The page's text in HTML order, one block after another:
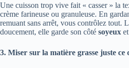
Une cuisson trop vive fait « casser » la
crème farineuse ou granuleuse. En
remuant sans arrêt, vous contrôlez tout.
doucement, elle garde son côté soyeux
3. Miser sur la matière grasse juste ce